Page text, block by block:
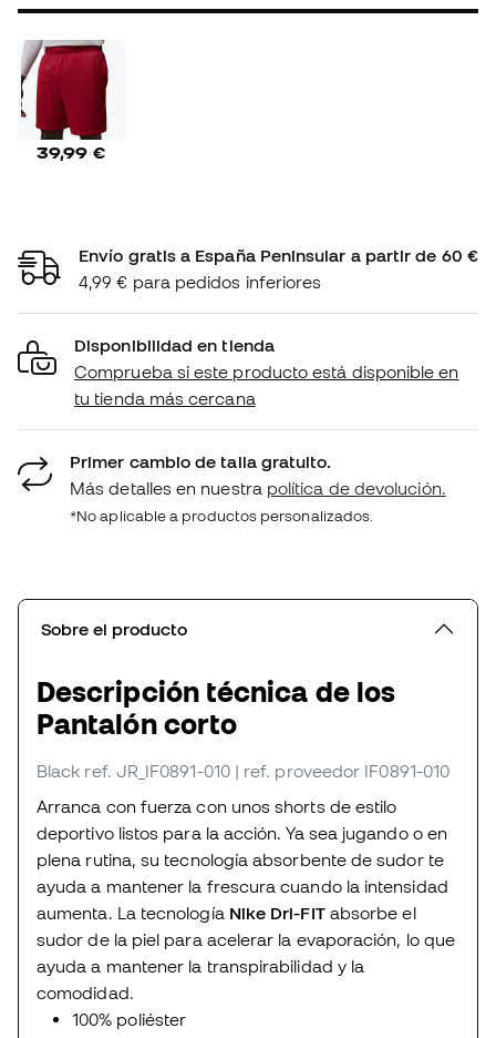
39,99 €
Envío gratis a España Peninsular a partir de 60 €
4,99 € para pedidos inferiores
Disponibilidad en tienda
Comprueba si este producto está disponible en
tu tienda más cercana
Primer cambio de talla gratuito.
Más detalles en nuestra política de devolución.
*No aplicable a productos personalizados.
Sobre el producto
Descripción técnica de los
Pantalón corto
Black ref. JR_IF0891-010 | ref. proveedor IF0891-010
Arranca con fuerza con unos shorts de estilo
deportivo listos para la acción. Ya sea jugando o en
plena rutina, su tecnología absorbente de sudor te
ayuda a mantener la frescura cuando la intensidad
aumenta. La tecnología Nike Dri-FITabsorbe el
sudor de la piel para acelerar la evaporación, lo que
ayuda a mantener la transpirabilidad y la
comodidad.
100% poliéster